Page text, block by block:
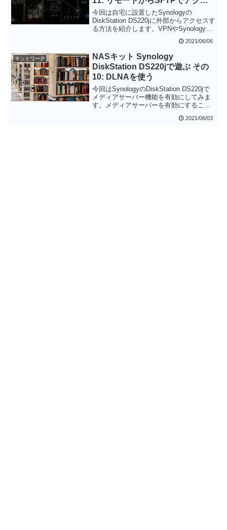
スする
今回は自宅に設置したSynologyの
DiskStation DS220jに外部からアクセスす
る方法を紹介します。VPNやSynologyの
回はセキュリティを考えて公開鍵認証を
が使えるSFTPで実現してみました。私の
場合はインターネット接続にtransixを使
っているためポート開放ができず、IPv6
を使って外部から接続する必要がありま
した。
2021/06/06
ネットワーク
NASキット Synology
DiskStation DS220jで遊ぶ その
10: DLNAを使う
今回はSynologyのDiskStation DS220jで
メディアサーバー機能を有効にしてみま
す。メディアサーバーを有効にすること
真が高解像度の場合は設定の変更が必要
2021/06/03